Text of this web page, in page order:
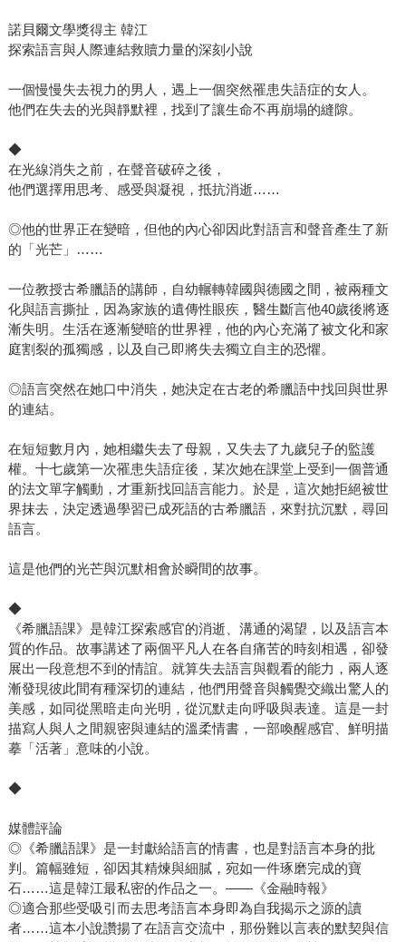
觀視角剖開過去，反而從政治暴力下一代的雙眼間接切入，
一一尋覓記憶碎片，循跡重構歷史。一段家族回憶錄，是政
雪；如今穩妥踩著的土地，數十年前曾是血染之處。 同以
政治暴力事件為軸，若說多方陳述構建的《少年來了》是由
找回畫作已有些黯淡風化的當時面目。隔著距離，似帶一層
霧面，但不減暴戾，畫面也漸漸鮮明。正如距今已遙遠的濟
不告別。 「希望這是一部關於極致之愛的小說」韓江在作
者自述裡這樣說道。縱然敘說如何悲傷的過去，歷史尚未翻
墟裡的花，在斷壁殘垣中兀自清麗。這是她給予讀者的愛，
閱讀這些文字像一次次集體創傷治癒，堅定地告訴人們——
不要別過頭去。 因為當雪花落下時，我們或許能在一片頹
唐中，找到那朵柔弱卻堅韌的花。 （本文寫於諾貝爾文學獎
得獎前）
諾貝爾文學獎得主 韓江
探索語言與人際連結救贖力量的深刻小說
一個慢慢失去視力的男人，遇上一個突然罹患失語症的女人。
他們在失去的光與靜默裡，找到了讓生命不再崩塌的縫隙。
◆
在光線消失之前，在聲音破碎之後，
他們選擇用思考、感受與凝視，抵抗消逝……
◎他的世界正在變暗，但他的內心卻因此對語言和聲音產生了新
的「光芒」……
一位教授古希臘語的講師，自幼輾轉韓國與德國之間，被兩種文
化與語言撕扯，因為家族的遺傳性眼疾，醫生斷言他40歲後將逐
漸失明。生活在逐漸變暗的世界裡，他的內心充滿了被文化和家
庭割裂的孤獨感，以及自己即將失去獨立自主的恐懼。
◎語言突然在她口中消失，她決定在古老的希臘語中找回與世界
的連結。
在短短數月內，她相繼失去了母親，又失去了九歲兒子的監護
權。十七歲第一次罹患失語症後，某次她在課堂上受到一個普通
的法文單字觸動，才重新找回語言能力。於是，這次她拒絕被世
界抹去，決定透過學習已成死語的古希臘語，來對抗沉默，尋回
語言。
這是他們的光芒與沉默相會於瞬間的故事。
◆
《希臘語課》是韓江探索感官的消逝、溝通的渴望，以及語言本
質的作品。故事講述了兩個平凡人在各自痛苦的時刻相遇，卻發
展出一段意想不到的情誼。就算失去語言與觀看的能力，兩人逐
漸發現彼此間有種深切的連結，他們用聲音與觸覺交織出驚人的
美感，如同從黑暗走向光明，從沉默走向呼吸與表達。這是一封
描寫人與人之間親密與連結的溫柔情書，一部喚醒感官、鮮明描
摹「活著」意味的小說。
◆
媒體評論
◎《希臘語課》是一封獻給語言的情書，也是對語言本身的批
判。篇幅雖短，卻因其精煉與細膩，宛如一件琢磨完成的寶
石……這是韓江最私密的作品之一。――《金融時報》
◎適合那些受吸引而去思考語言本身即為自我揭示之源的讀
者……這本小說讚揚了在語言交流中，那份難以言表的默契與信